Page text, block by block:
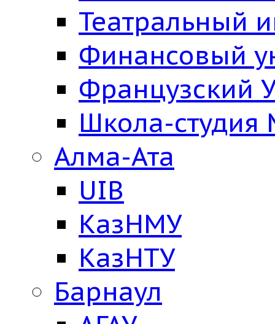
Театральный
Финансовый
Французский
Школа-студия
Алма-Ата
UIB
КазНМУ
КазНТУ
Барнаул